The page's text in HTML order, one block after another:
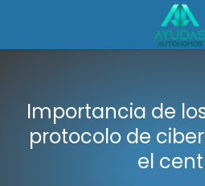
Importancia de
protocolo de
el